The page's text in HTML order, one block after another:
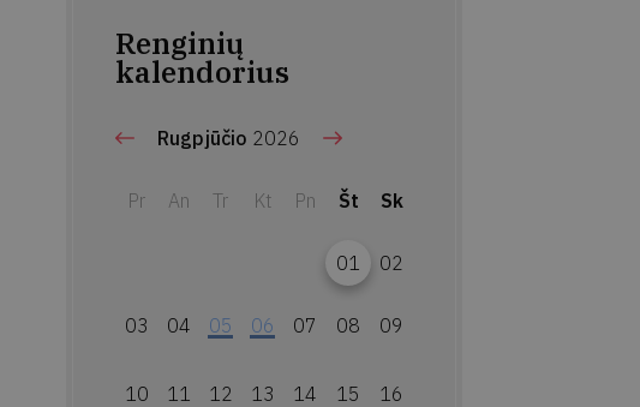
Renginių
kalendorius
Rugpjūčio 2026
Pr An Tr Kt Pn Št Sk
01 02
03 04 05 06 07 08 09
10 11 12 13 14 15 16